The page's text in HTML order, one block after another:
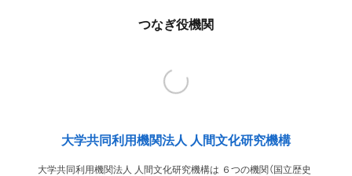
つなぎ役機関
大学共同利用機関法人 人間文化研究機構
大学共同利用機関法人 人間文化研究機構は ６つの機関（国立歴史